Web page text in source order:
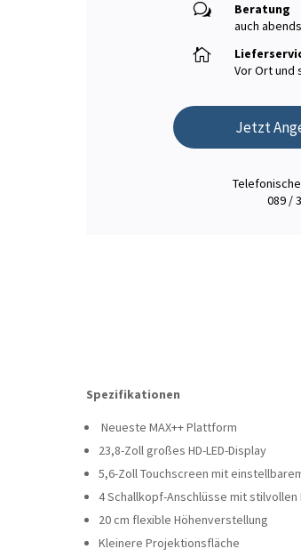
w
Beratung
auch

Vor Ort
Jetzt
089 /
Spezifikationen
Neueste MAX++ Plattform
23,8-Zoll großes HD-LED-Display
5,6-Zoll Touchscreen mit
4 Schallkopf-Anschlüsse mit stilvollen
20 cm flexible Höhenverstellung
Kleinere Projektionsfläche